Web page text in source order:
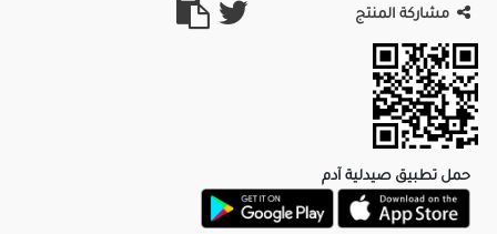
مشاركة المنتج
حمل تطبيق صيدلية آدم